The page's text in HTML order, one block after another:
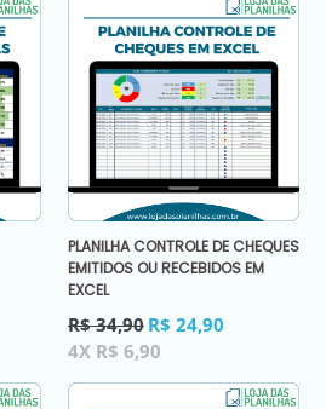
PLANILHA CONTROLE DE CHEQUES
EMITIDOS OU RECEBIDOS EM
EXCEL
Preço
normal
R$ 34,90 R$ 24,90
4X R$ 6,90